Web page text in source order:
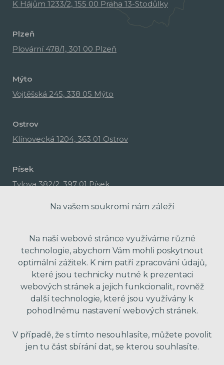
K Hájům 1233/2, 155 00 Praha 13-Stodůlky
Plzeň
Plovární 478/1, 301 00 Plzeň
Mýto
Vojtěšská 245, 338 05 Mýto
Ostrov
Klínovecká 1204, 363 01 Ostrov
Písek
Tylova 382/2, 397 01 Písek
Na vašem soukromí nám záleží
Na naší webové stránce využíváme různé
technologie, abychom Vám mohli poskytnout
optimální zážitek. K nim patří zpracování údajů,
které jsou technicky nutné k prezentaci
webových stránek a jejich funkcionalit, rovněž
další technologie, které jsou využívány k
pohodlnému nastavení webových stránek.
V případě, že s tímto nesouhlasíte, můžete povolit
jen tu část sbírání dat, se kterou souhlasíte.